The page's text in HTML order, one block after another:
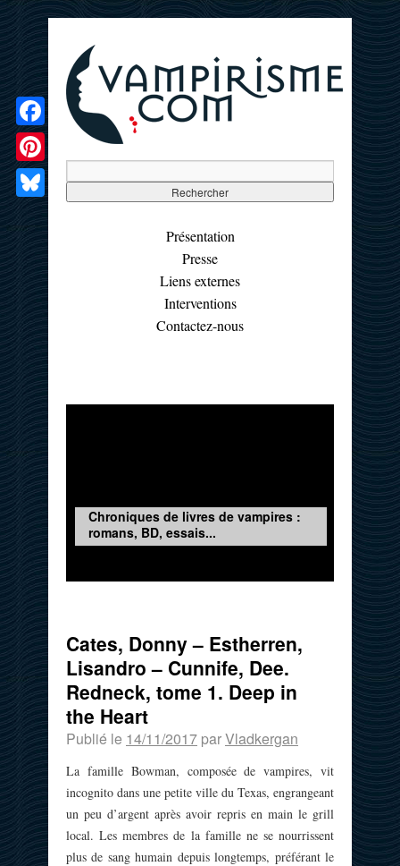
Présentation
Presse
Liens externes
Interventions
Contactez-nous
Chroniques de livres de vampires :
romans, BD, essais...
Cates, Donny – Estherren,
Lisandro – Cunnife, Dee.
Redneck, tome 1. Deep in
the Heart
Publié le 14/11/2017 parVladkergan
La famille Bowman, composée de vampires, vit
incognito dans une petite ville du Texas, engrangeant
un peu d’argent après avoir repris en main le grill
local. Les membres de la famille ne se nourrissent
plus de sang humain depuis longtemps, préférant le
Facebook
Pinterest
Bluesky